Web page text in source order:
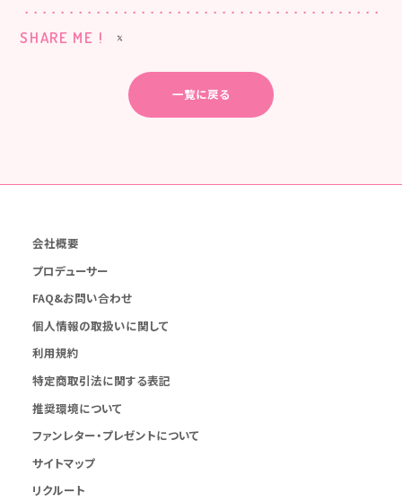
SHARE ME !
一覧に戻る
会社概要
プロデューサー
FAQ&お問い合わせ
個人情報の取扱いに関して
利用規約
特定商取引法に関する表記
推奨環境について
ファンレター・プレゼントについて
サイトマップ
リクルート